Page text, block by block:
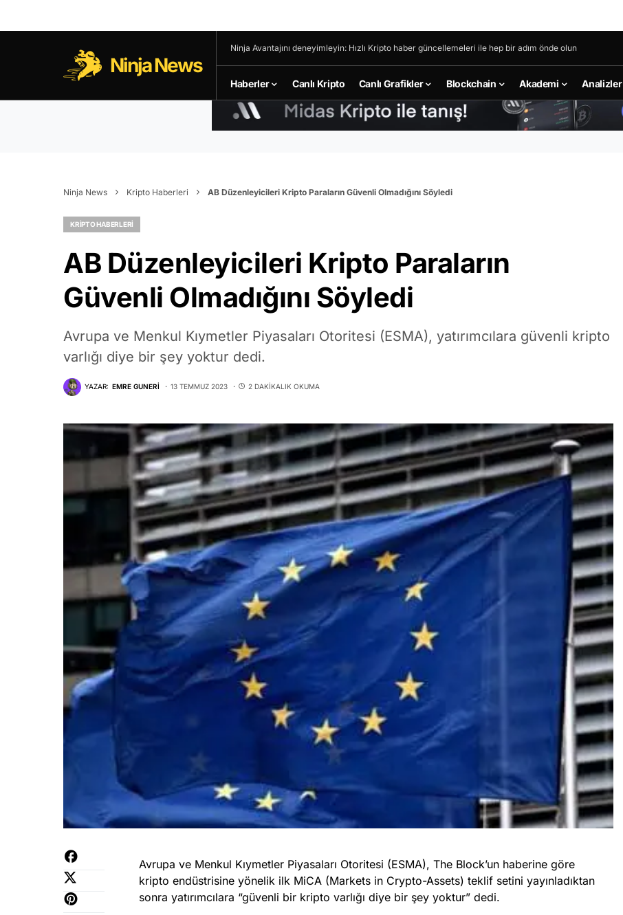
Ninja News
Ninja Avantajını deneyimleyin: Hızlı Kripto haber güncellemeleri ile hep bir adım önde olun
Haberler Canlı Kripto Canlı Grafikler Blockchain Akademi Analizler
Ninja News Kripto Haberleri AB Düzenleyicileri Kripto Paraların Güvenli Olmadığını Söyledi
KRIPTO HABERLERI
AB Düzenleyicileri Kripto Paraların
Güvenli Olmadığını Söyledi
Avrupa ve Menkul Kıymetler Piyasaları Otoritesi (ESMA), yatırımcılara güvenli kripto
varlığı diye bir şey yoktur dedi.
YAZAR: EMRE GUNERI 13 TEMMUZ 2023 2 DAKIKALIK OKUMA
Avrupa ve Menkul Kıymetler Piyasaları Otoritesi (ESMA), The Block’un haberine göre
kripto endüstrisine yönelik ilk MiCA (Markets in Crypto-Assets) teklif setini yayınladıktan
sonra yatırımcılara “güvenli bir kripto varlığı diye bir şey yoktur” dedi.